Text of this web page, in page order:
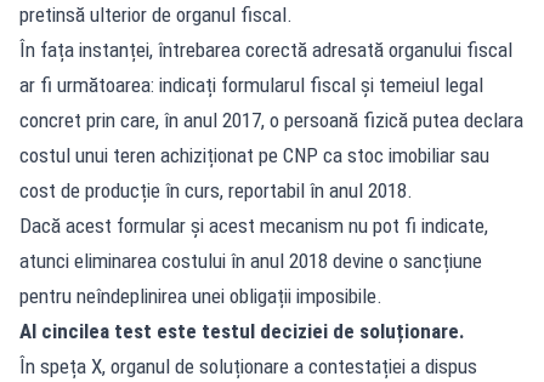
pretinsă ulterior de organul fiscal.
În fața instanței, întrebarea corectă adresată organului fiscal
ar fi următoarea: indicați formularul fiscal și temeiul legal
concret prin care, în anul 2017, o persoană fizică putea declara
costul unui teren achiziționat pe CNP ca stoc imobiliar sau
cost de producție în curs, reportabil în anul 2018.
Dacă acest formular și acest mecanism nu pot fi indicate,
atunci eliminarea costului în anul 2018 devine o sancțiune
pentru neîndeplinirea unei obligații imposibile.
Al cincilea test este testul deciziei de soluționare.
În speța X, organul de soluționare a contestației a dispus